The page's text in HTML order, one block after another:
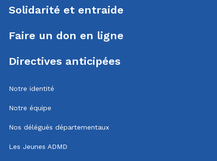
Solidarité et entraide
Faire un don en ligne
Directives anticipées
Notre identité
Notre équipe
Nos délégués départementaux
Les Jeunes ADMD